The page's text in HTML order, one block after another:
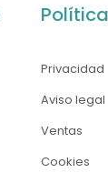
Privacidad
Aviso legal
Ventas
Cookies